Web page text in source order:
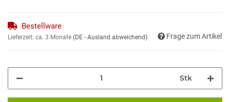
Bestellware
Lieferzeit: ca. 3 Monate (DE - Ausland abweichend) Frage zum Artikel
Stk